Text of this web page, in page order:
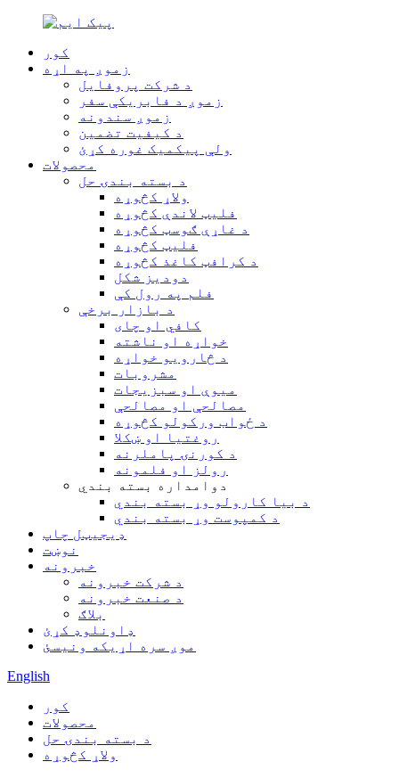
کور
زموږ په اړه
د شرکت پروفایل
زموږ د فابریکې سفر
زموږ سندونه
د کیفیت تضمین
ولې پیکمیک غوره کړئ
محصولات
د بسته بندۍ حل
ولاړ کڅوړه
فلیټ لاندې کڅوړه
د غاړې ګوسټ کڅوړه
فلیټ کڅوړه
د کرافټ کاغذ کڅوړه
دودیز شکل
فلم په رول کې
د بازار برخې
کافي او چای
خواړه او ناشته
د څارویو خواړه
مشروبات
میوې او سبزیجات
مصالحې او مصالحې
د ځواب ورکولو کڅوړه
روغتیا او ښکلا
د کورنۍ پاملرنه
رولز او فلمونه
دوامداره بسته بندي
د بیا کارولو وړ بسته بندي
د کمپوست وړ بسته بندي
ډیجیټل چاپ
نوښت
خبرونه
د شرکت خبرونه
د صنعت خبرونه
بلاګ
ډاونلوډ کړئ
موږ سره اړیکه ونیسئ
English
کور
محصولات
د بسته بندۍ حل
ولاړ کڅوړه